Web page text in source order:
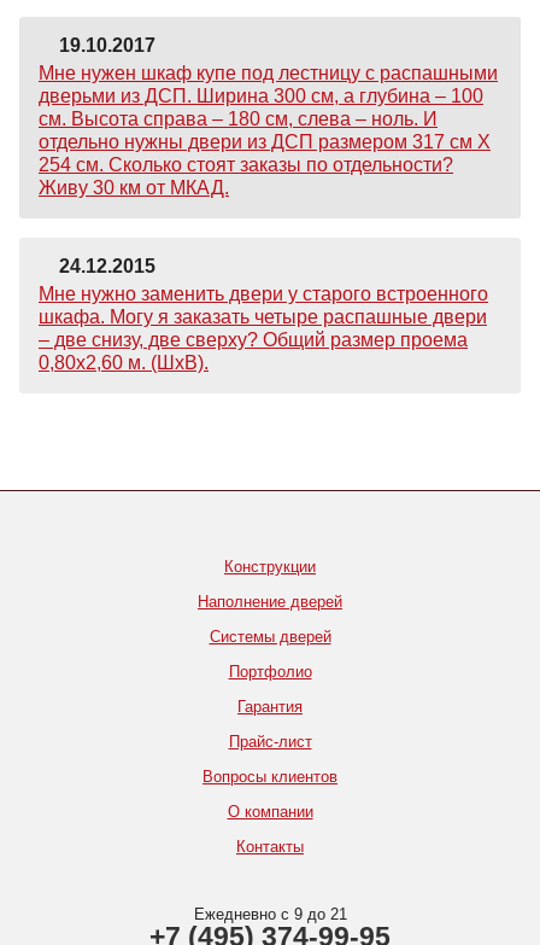
19.10.2017
Мне нужен шкаф купе под лестницу с распашными
дверьми из ДСП. Ширина 300 см, а глубина – 100
см. Высота справа – 180 см, слева – ноль. И
отдельно нужны двери из ДСП размером 317 см X
254 см. Сколько стоят заказы по отдельности?
Живу 30 км от МКАД.
24.12.2015
Мне нужно заменить двери у старого встроенного
шкафа. Могу я заказать четыре распашные двери
– две снизу, две сверху? Общий размер проема
0,80х2,60 м. (ШхВ).
Конструкции
Наполнение дверей
Системы дверей
Портфолио
Гарантия
Прайс-лист
Вопросы клиентов
О компании
Контакты
Ежедневно с 9 до 21
+7 (495) 374-99-95